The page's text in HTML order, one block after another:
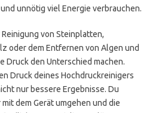
unnötig viel Energie verbrauchen.
von Steinplatten,
oder dem Entfernen von Algen und
Druck den Unterschied machen.
Druck deines Hochdruckreinigers
nur bessere Ergebnisse. Du
dem Gerät umgehen und die